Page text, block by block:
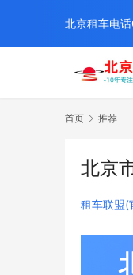
首页 推荐
北京
租车联盟(
北京租车电